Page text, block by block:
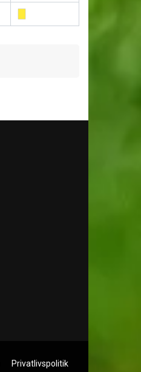
Privatlivspolitik